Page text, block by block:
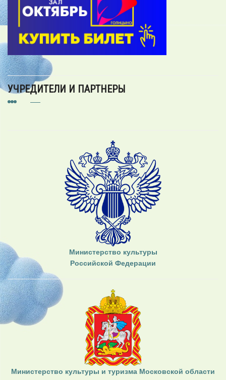
УЧРЕДИТЕЛИ И ПАРТНЕРЫ
Министерство культуры
Российской Федерации
Министерство культуры и туризма Московской области